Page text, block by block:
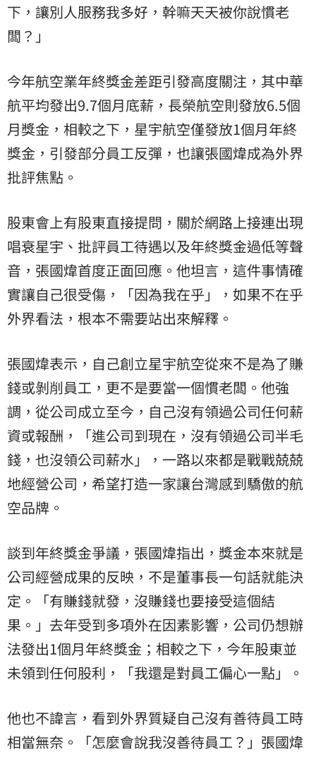
下，讓別人服務我多好，幹嘛天天被你說慣老
闆？」
今年航空業年終獎金差距引發高度關注，其中華
航平均發出9.7個月底薪，長榮航空則發放6.5個
月獎金，相較之下，星宇航空僅發放1個月年終
獎金，引發部分員工反彈，也讓張國煒成為外界
批評焦點。
股東會上有股東直接提問，關於網路上接連出現
唱衰星宇、批評員工待遇以及年終獎金過低等聲
音，張國煒首度正面回應。他坦言，這件事情確
實讓自己很受傷，「因為我在乎」，如果不在乎
外界看法，根本不需要站出來解釋。
張國煒表示，自己創立星宇航空從來不是為了賺
錢或剝削員工，更不是要當一個慣老闆。他強
調，從公司成立至今，自己沒有領過公司任何薪
資或報酬，「進公司到現在，沒有領過公司半毛
錢，也沒領公司薪水」，一路以來都是戰戰兢兢
地經營公司，希望打造一家讓台灣感到驕傲的航
空品牌。
談到年終獎金爭議，張國煒指出，獎金本來就是
公司經營成果的反映，不是董事長一句話就能決
定。「有賺錢就發，沒賺錢也要接受這個結
果。」去年受到多項外在因素影響，公司仍想辦
法發出1個月年終獎金；相較之下，今年股東並
未領到任何股利，「我還是對員工偏心一點」。
他也不諱言，看到外界質疑自己沒有善待員工時
相當無奈。「怎麼會說我沒善待員工？」張國煒